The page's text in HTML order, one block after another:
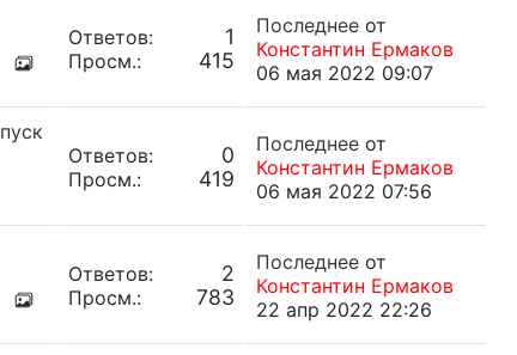
Ответов: 1
Просм.: 415
Последнее от
Константин Ермаков
06 мая 2022 09:07
Ответов: 0
Просм.: 419
Последнее от
Константин Ермаков
06 мая 2022 07:56
Ответов: 2
Просм.: 783
Последнее от
Константин Ермаков
22 апр 2022 22:26